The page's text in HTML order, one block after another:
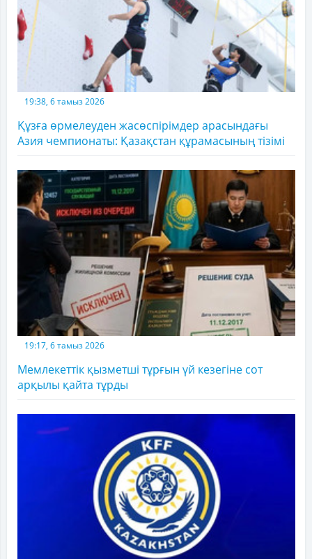
19:38, 6 тамыз 2026
Құзға өрмелеуден жасөспірімдер арасындағы
Азия чемпионаты: Қазақстан құрамасының тізімі
19:17, 6 тамыз 2026
Мемлекеттік қызметші тұрғын үй кезегіне сот
арқылы қайта тұрды